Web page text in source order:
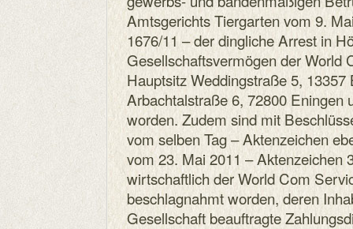
Amtsgerichts Tiergarten vom 9.
1676/11 – der dingliche Arrest in
Gesellschaftsvermögen der World
Hauptsitz Weddingstraße 5,
Arbachtalstraße 6, 72800 Eningen
worden. Zudem sind mit
vom selben Tag – Aktenzeichen
vom 23. Mai 2011 – Aktenzeichen
wirtschaftlich der World Com
beschlagnahmt worden, deren
Gesellschaft beauftragte